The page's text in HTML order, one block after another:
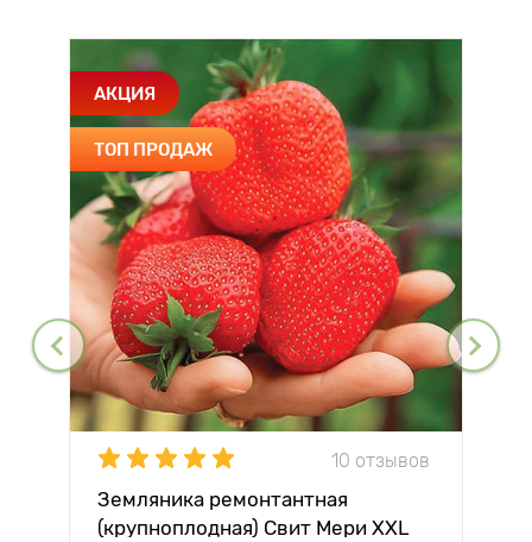
АКЦИЯ
ТОП ПРОДАЖ
10 отзывов
Земляника ремонтантная
(крупноплодная) Свит Мери XXL